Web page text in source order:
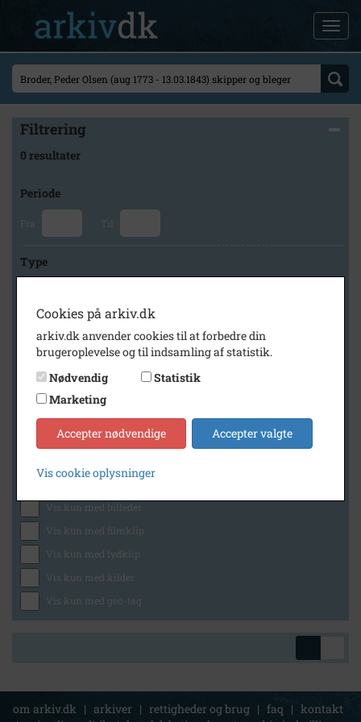
Filtrering
0 resultater
Periode
Fra Til
Type
Arkiv
Historisk Arkiv Dragør
Generelt
Vis kun med billeder
Vis kun med filmklip
Vis kun med lydklip
Vis kun med kilder
Vis kun med geo-tag
om arkiv.dk | arkiver | rettigheder og brug | faq | kontakt
Cookies på arkiv.dk
arkiv.dk anvender cookies til at forbedre din
brugeroplevelse og til indsamling af statistik.
Nødvendig
Statistik
Marketing
Accepter nødvendige Accepter valgte
Vis cookie oplysninger